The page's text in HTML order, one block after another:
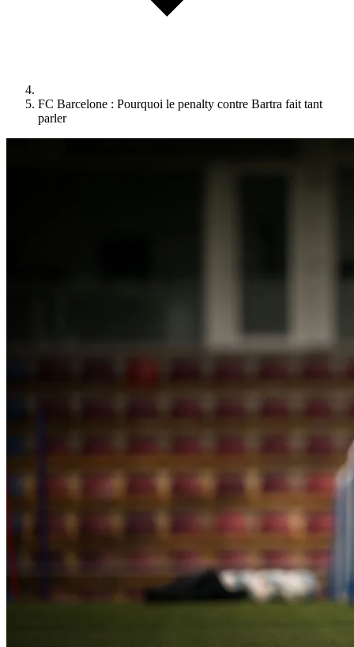
FC Barcelone : Pourquoi le penalty contre Bartra fait tant
parler